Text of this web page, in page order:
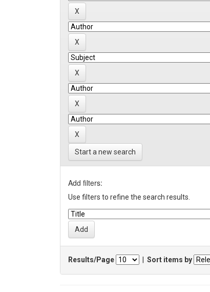
Start a new search
Add filters:
Use filters to refine the search results.
Results/Page Sort items by